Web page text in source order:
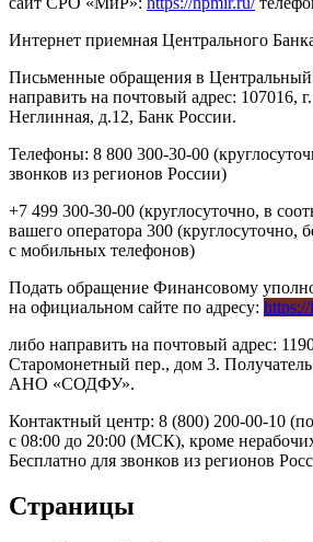
Интернет приемная Центрального
Письменные обращения в
направить на почтовый адрес: 107016,
Неглинная, д.12, Банк России.
Телефоны: 8 800 300-30-00
звонков из регионов России)
+7 499 300-30-00 (круглосуточно, в
вашего оператора 300 (круглосуточно,
с мобильных телефонов)
Подать обращение Финансовому
на официальном сайте по адресу:
либо направить на почтовый адрес:
Старомонетный пер., дом 3.
АНО «СОДФУ».
Контактный центр: 8 (800) 200-00-10
с 08:00 до 20:00 (МСК), кроме
Бесплатно для звонков из регионов
Страницы